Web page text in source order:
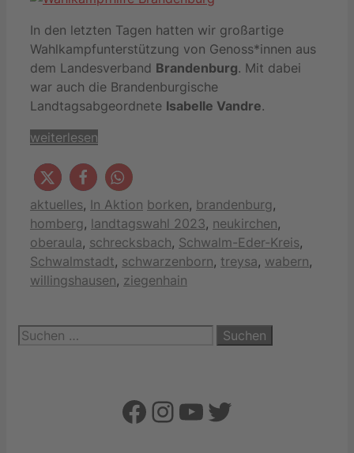
In den letzten Tagen hatten wir großartige
Wahlkampfunterstützung von Genoss*innen aus
dem Landesverband Brandenburg. Mit dabei
war auch die Brandenburgische
Landtagsabgeordnete Isabelle Vandre.
weiterlesen
Kategorien
aktuelles, In Aktion Schlagwörter
borken, brandenburg,
homberg, landtagswahl 2023, neukirchen,
oberaula, schrecksbach, Schwalm-Eder-Kreis,
Schwalmstadt, schwarzenborn, treysa, wabern,
willingshausen, ziegenhain
Suchen
nach:
Facebook
Instagram
YouTube
Twitter